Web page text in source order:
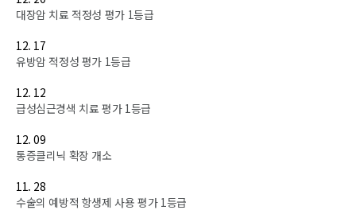
대장암 치료 적정성 평가 1등급
12. 17
유방암 적정성 평가 1등급
12. 12
급성심근경색 치료 평가 1등급
12. 09
통증클리닉 확장 개소
11. 28
수술의 예방적 항생제 사용 평가 1등급